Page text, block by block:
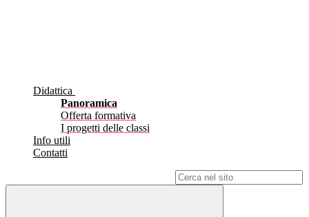
Didattica
Panoramica
Offerta formativa
I progetti delle classi
Info utili
Contatti